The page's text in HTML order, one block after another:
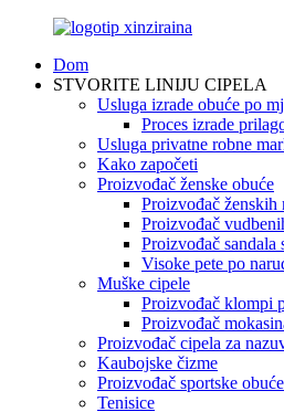
Dom
STVORITE LINIJU CIPELA
Usluga izrade obuće po
Proces izrade
Usluga privatne robne
Kako započeti
Proizvođač ženske obuće
Proizvođač ženskih
Proizvođač
Proizvođač sandala
Visoke pete po
Muške cipele
Proizvođač klompi
Proizvođač
Proizvođač cipela za
Kaubojske čizme
Proizvođač sportske obuće
Tenisice